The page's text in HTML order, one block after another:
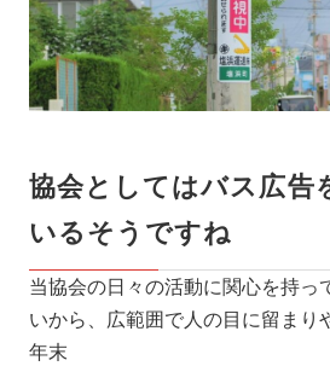
協会としてはバス広告
いるそうですね
当協会の日々の活動に関心を持っ
いから、広範囲で人の目に留まり
年末